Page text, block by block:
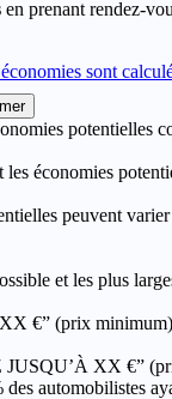
en prenant rendez-
sont
potentielles
économies
peuvent
et les plus
€” (prix minimum)
XX €”
automobilistes